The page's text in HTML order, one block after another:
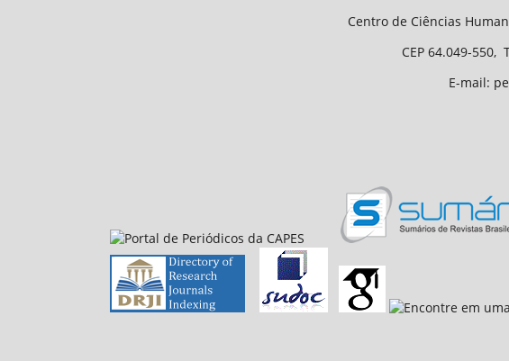
Centro de Ciências Humanas e Letras,
CEP 64.049-550, Teresina - PI,
E-mail: